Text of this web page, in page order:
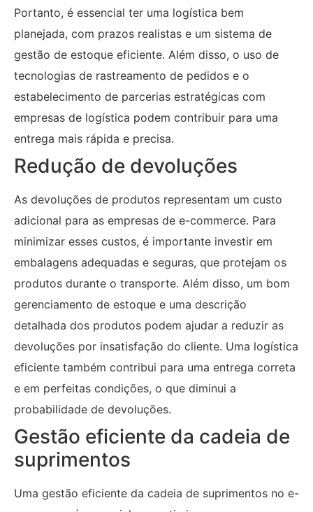
Portanto, é essencial ter uma logística bem
planejada, com prazos realistas e um sistema de
gestão de estoque eficiente. Além disso, o uso de
tecnologias de rastreamento de pedidos e o
estabelecimento de parcerias estratégicas com
empresas de logística podem contribuir para uma
entrega mais rápida e precisa.
Redução de devoluções
As devoluções de produtos representam um custo
adicional para as empresas de e-commerce. Para
minimizar esses custos, é importante investir em
embalagens adequadas e seguras, que protejam os
produtos durante o transporte. Além disso, um bom
gerenciamento de estoque e uma descrição
detalhada dos produtos podem ajudar a reduzir as
devoluções por insatisfação do cliente. Uma logística
eficiente também contribui para uma entrega correta
e em perfeitas condições, o que diminui a
probabilidade de devoluções.
Gestão eficiente da cadeia de
suprimentos
Uma gestão eficiente da cadeia de suprimentos no e-